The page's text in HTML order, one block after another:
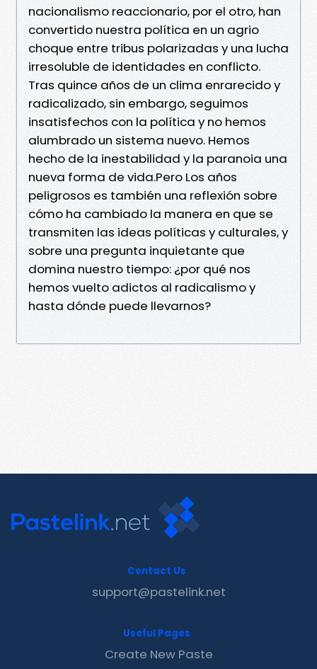
nacionalismo reaccionario, por el otro, han
convertido nuestra política en un agrio
choque entre tribus polarizadas y una lucha
irresoluble de identidades en conflicto.
Tras quince años de un clima enrarecido y
radicalizado, sin embargo, seguimos
insatisfechos con la política y no hemos
alumbrado un sistema nuevo. Hemos
hecho de la inestabilidad y la paranoia una
nueva forma de vida.Pero Los años
peligrosos es también una reflexión sobre
cómo ha cambiado la manera en que se
transmiten las ideas políticas y culturales, y
sobre una pregunta inquietante que
domina nuestro tiempo: ¿por qué nos
hemos vuelto adictos al radicalismo y
hasta dónde puede llevarnos?
Contact Us
support@pastelink.net
Useful Pages
Create New Paste